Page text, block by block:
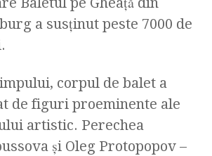
a susţinut peste 7000 de
corpul de balet a
de figuri proeminente ale
artistic. Perechea
şi Oleg Protopopov –